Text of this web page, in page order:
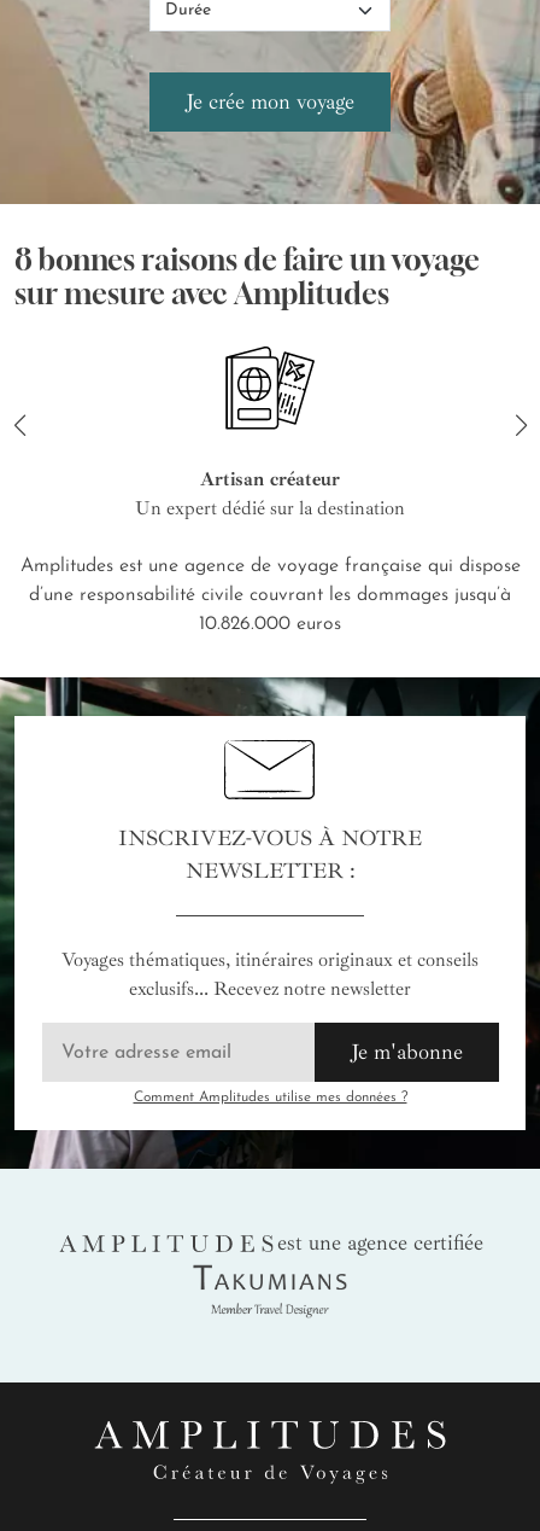
8 bonnes raisons de faire un voyage
sur mesure avec Amplitudes
Artisan créateur
Un expert dédié sur la destination
Amplitudes est une agence de voyage française qui dispose
d’une responsabilité civile couvrant les dommages jusqu’à
10.826.000 euros
INSCRIVEZ-VOUS À NOTRE
NEWSLETTER :
Voyages thématiques, itinéraires originaux et conseils
exclusifs... Recevez notre newsletter
Je m'abonne
Comment Amplitudes utilise mes données ?
AMPLITUDES
est une agence certifiée
Takumians